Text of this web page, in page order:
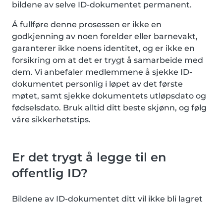
bildene av selve ID-dokumentet permanent.
Å fullføre denne prosessen er ikke en
godkjenning av noen forelder eller barnevakt,
garanterer ikke noens identitet, og er ikke en
forsikring om at det er trygt å samarbeide med
dem. Vi anbefaler medlemmene å sjekke ID-
dokumentet personlig i løpet av det første
møtet, samt sjekke dokumentets utløpsdato og
fødselsdato. Bruk alltid ditt beste skjønn, og følg
våre sikkerhetstips.
Er det trygt å legge til en
offentlig ID?
Bildene av ID-dokumentet ditt vil ikke bli lagret